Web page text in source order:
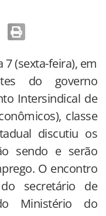
(sexta-feira), em
do governo
Intersindical de
classe
discutiu os
sendo e serão
O encontro
secretário de
Ministério do